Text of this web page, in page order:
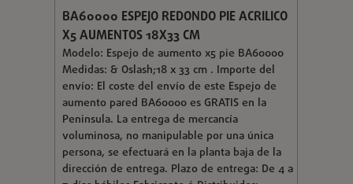
BA60000 ESPEJO REDONDO PIE ACRILICO
X5 AUMENTOS 18X33 CM
Modelo: Espejo de aumento x5 pie BA60000
Medidas: & Oslash;18 x 33 cm . Importe del
envío: El coste del envío de este Espejo de
aumento pared BA60000 es GRATIS en la
Peninsula. La entrega de mercancía
voluminosa, no manipulable por una única
persona, se efectuará en la planta baja de la
dirección de entrega. Plazo de entrega: De 4 a